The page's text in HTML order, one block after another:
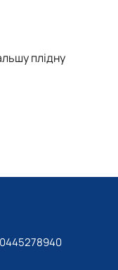
плідну